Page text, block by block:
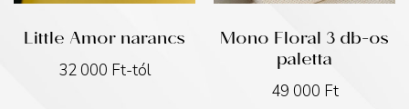
Little Amor narancs
32 000 Ft-tól
Mono Floral 3 db-os
paletta
49 000 Ft